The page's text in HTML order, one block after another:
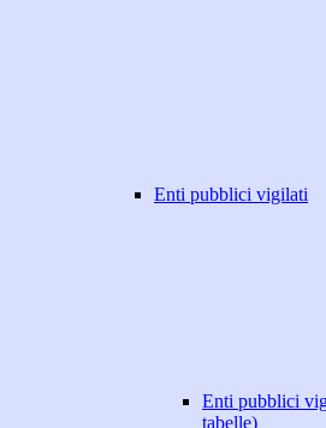
Enti pubblici vigilati
Enti pubblici
tabelle)